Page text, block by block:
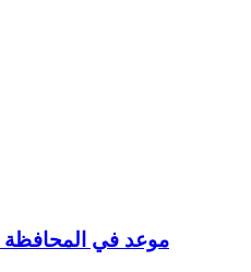
موعد في المحافظة